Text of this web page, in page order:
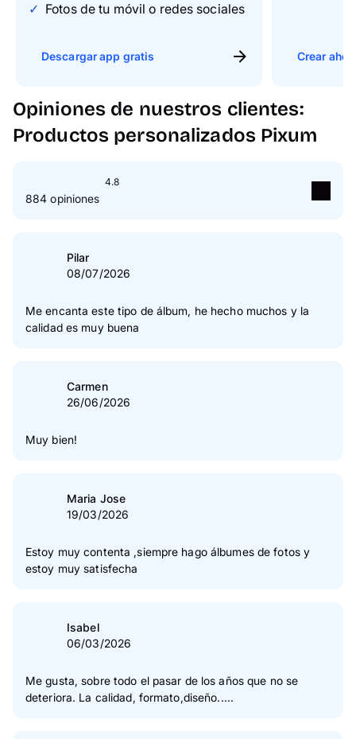
Fotos de tu móvil o redes sociales
Descargar app gratis Crear
Opiniones de nuestros clientes:
Productos personalizados Pixum
4.8
884 opiniones
Estrella(s)
Estrella(s)
2 Estrella(s)
1 Estrella(s)
Pilar
08/07/2026
Me encanta este tipo de álbum, he hecho muchos y la
calidad es muy buena
Carmen
26/06/2026
Muy bien!
Maria Jose
19/03/2026
Estoy muy contenta ,siempre hago álbumes de fotos y
estoy muy satisfecha
Isabel
06/03/2026
Me gusta, sobre todo el pasar de los años que no se
deteriora. La calidad, formato,diseño.....